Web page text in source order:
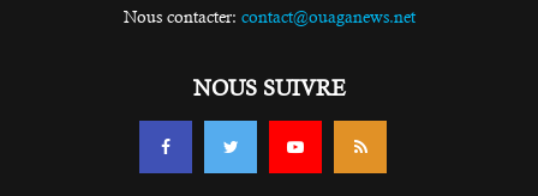
Nous contacter: contact@ouaganews.net
NOUS SUIVRE